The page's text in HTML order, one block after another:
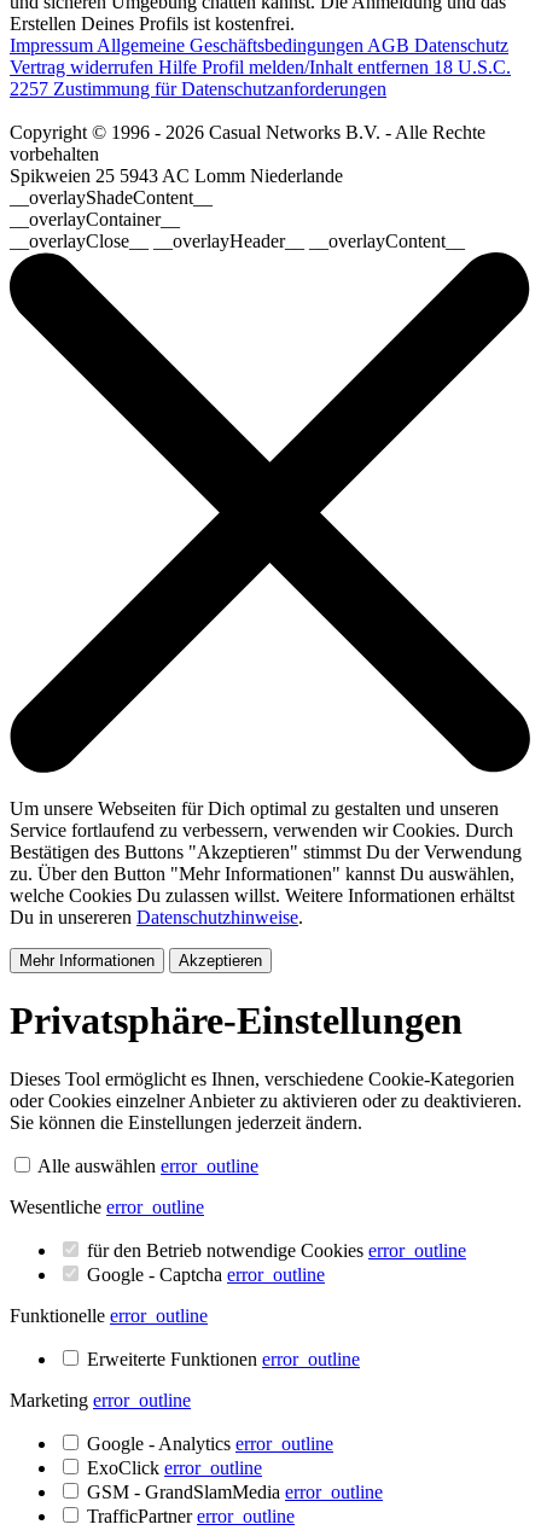
Erstellen Deines Profils ist kostenfrei.
Impressum Allgemeine Geschäftsbedingungen AGB Datenschutz
Vertrag widerrufen Hilfe Profil melden/Inhalt entfernen 18 U.S.C.
2257 Zustimmung für Datenschutzanforderungen
Copyright © 1996 - 2026 Casual Networks B.V. - Alle Rechte
vorbehalten
Spikweien 25 5943 AC Lomm Niederlande
__overlayShadeContent__
__overlayContainer__
__overlayClose__ __overlayHeader__ __overlayContent__
Um unsere Webseiten für Dich optimal zu gestalten und unseren
Service fortlaufend zu verbessern, verwenden wir Cookies. Durch
Bestätigen des Buttons "Akzeptieren" stimmst Du der Verwendung
zu. Über den Button "Mehr Informationen" kannst Du auswählen,
welche Cookies Du zulassen willst. Weitere Informationen erhältst
Du in unsereren Datenschutzhinweise.
Mehr Informationen Akzeptieren
Privatsphäre-Einstellungen
Dieses Tool ermöglicht es Ihnen, verschiedene Cookie-Kategorien
oder Cookies einzelner Anbieter zu aktivieren oder zu deaktivieren.
Sie können die Einstellungen jederzeit ändern.
Alle auswählen error_outline
Wesentliche error_outline
für den Betrieb notwendige Cookies error_outline
Google - Captcha error_outline
Funktionelle error_outline
Erweiterte Funktionen error_outline
Marketing error_outline
Google - Analytics error_outline
ExoClick error_outline
GSM - GrandSlamMedia error_outline
TrafficPartnererror_outline